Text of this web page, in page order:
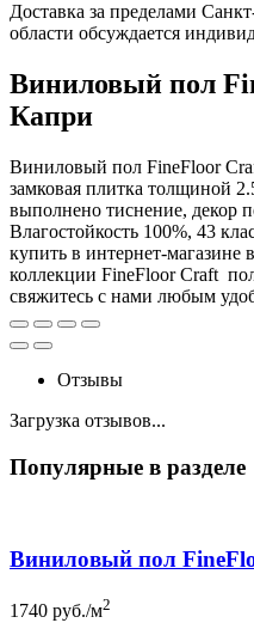
Доставка за пределами
области обсуждается
Виниловый пол
Капри
Виниловый пол FineFloor
замковая плитка толщиной
выполнено тиснение, декор
Влагостойкость 100%, 43
купить в интернет-
коллекции FineFloor Craft
свяжитесь с нами любым
Отзывы
Загрузка отзывов...
Популярные в разделе
Виниловый пол
1740 руб./м2